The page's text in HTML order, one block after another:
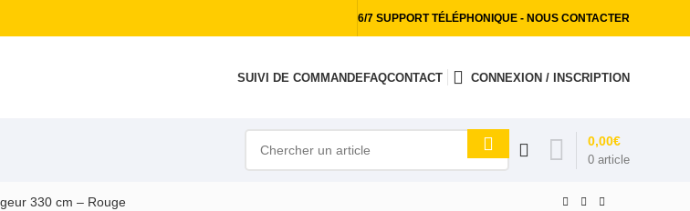
6/7 SUPPORT TÉLÉPHONIQUE - NOUS CONTACTER
SUIVI DE COMMANDEFAQCONTACT CONNEXION / INSCRIPTION
0 article
0,00€
330 cm – Rouge